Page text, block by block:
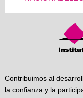
Contribuimos al
la confianza y la